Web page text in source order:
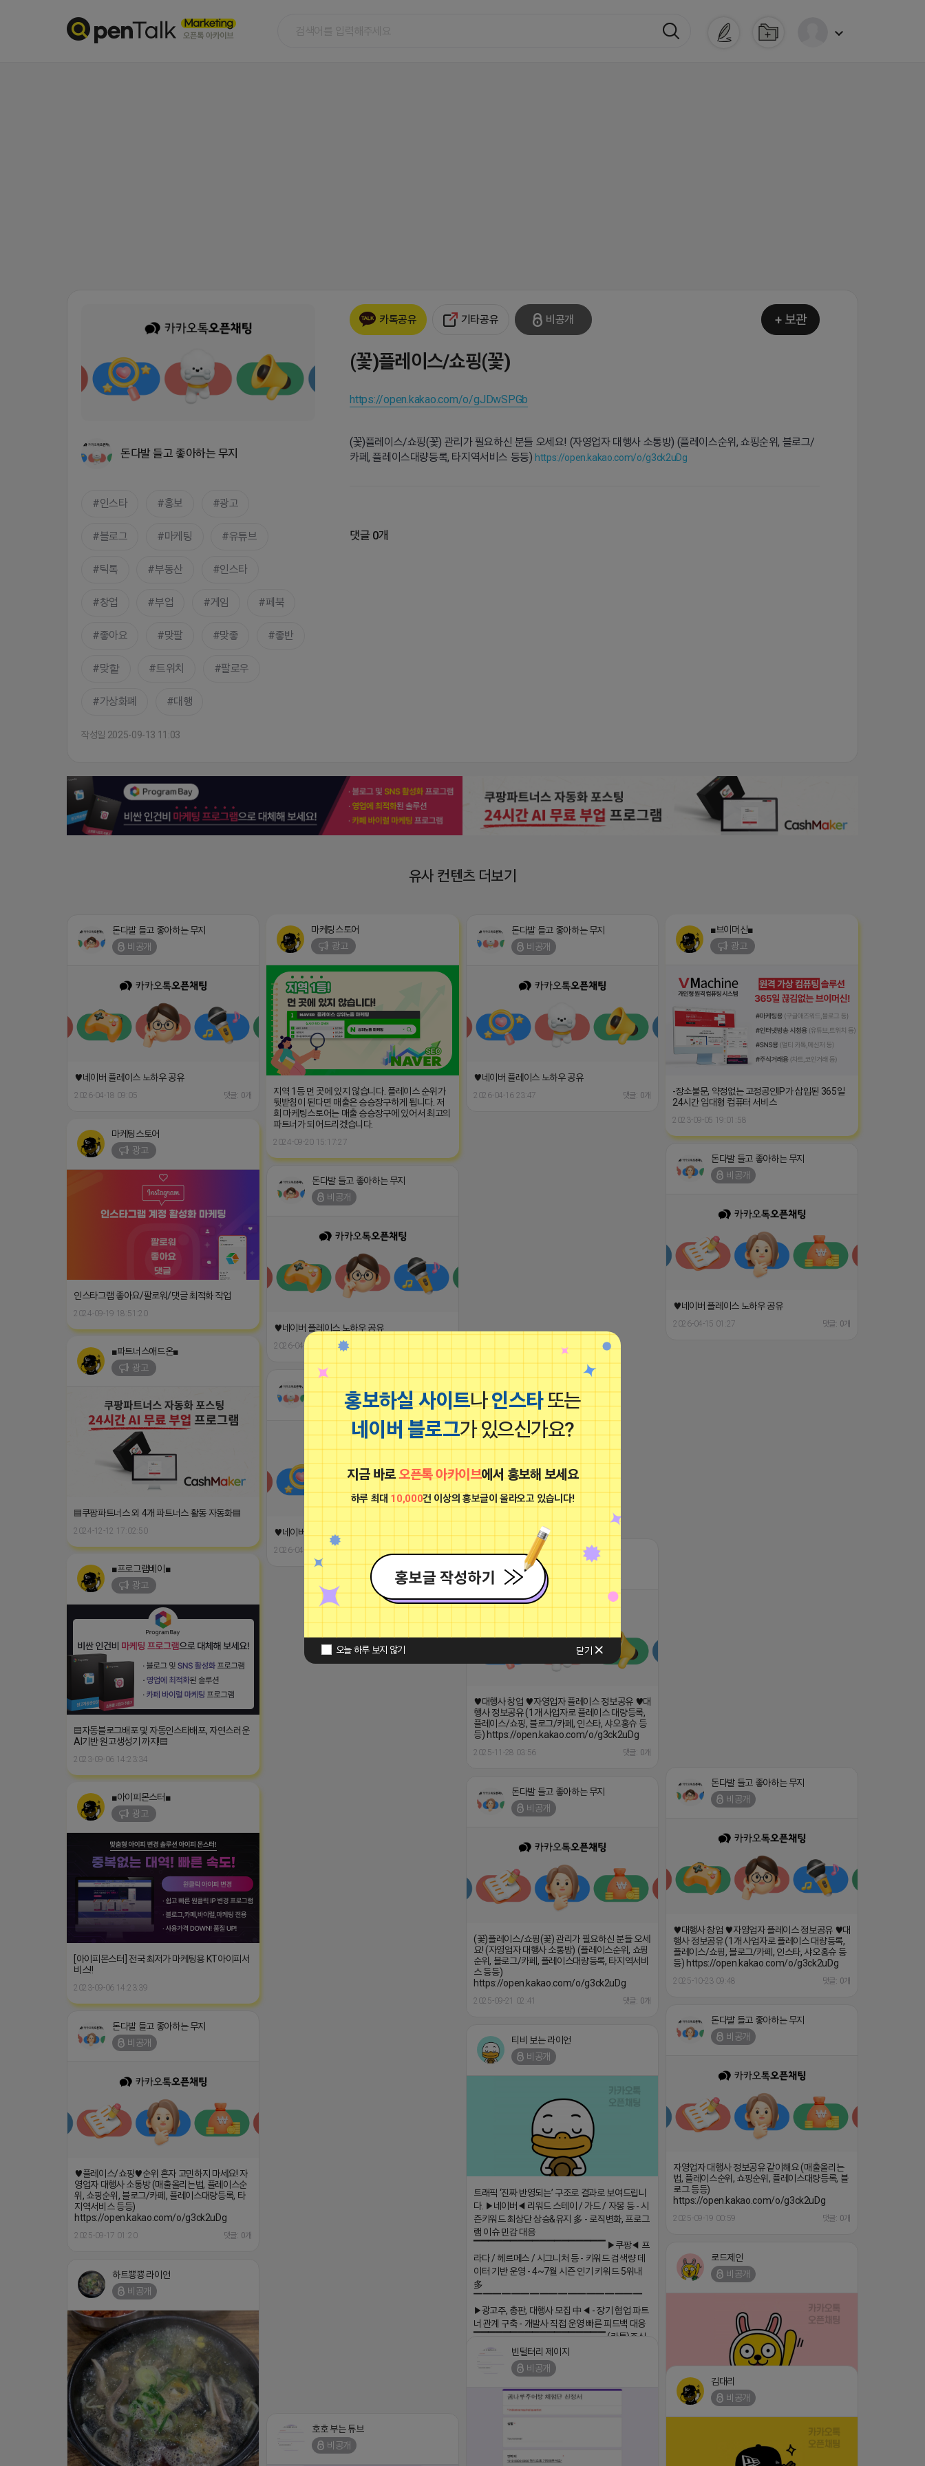
홍보하실 사이트나인스타또는
네이버 블로그가 있으신가요?
지금 바로오픈톡 아카이브에서 홍보해 보세요
하루 최대 10,000건 이상의 홍보글이 올라오고 있습니다!
오늘 하루 보지 않기 닫기
돈다발 들고 좋아하는 무지
인스타 홍보 광고
블로그 마케팅 유튜브
틱톡 부동산 인스타
창업 부업 게임 페북
좋아요 맞팔 맞좋 좋반
맞핱 트위치 팔로우
가상화폐 대행
작성일 2025-09-13 11:03
카톡공유 기타공유 비공개 + 보관
(꽃)플레이스/쇼핑(꽃)
https://open.kakao.com/o/gJDwSPGb
(꽃)플레이스/쇼핑(꽃) 관리가 필요하신 분들 오세요! (자영업자 대행사 소통방) (플레이스순위, 쇼핑순위, 블로그/
카페, 플레이스대량등록, 타지역서비스 등등)https://open.kakao.com/o/g3ck2uDg
댓글 0개
유사 컨텐츠 더보기
돈다발 들고 좋아하는 무지
비공개
♥네이버 플레이스 노하우 공유
2026-04-18 09:05 댓글: 0개
마케팅스토어
광고
지역 1등 먼 곳에 있지 않습니다. 플레이스 순위가
뒷받침이 된다면 매출은 승승장구하게 됩니다. 저
희 마케팅스토어는 매출 승승장구에 있어서 최고의
파트너가 되어드리겠습니다.
2024-09-20 15:17:27
돈다발 들고 좋아하는 무지
비공개
♥네이버 플레이스 노하우 공유
2026-04-16 23:47 댓글: 0개
■브이머신■
광고
-장소불문, 약정없는 고정공인IP가 삽입된 365일
24시간 임대형 컴퓨터 서비스
2023-09-05 19:01:58
마케팅스토어
광고
인스타그램 좋아요/팔로워/댓글 최적화 작업
2024-09-19 18:51:20
돈다발 들고 좋아하는 무지
비공개
♥네이버 플레이스 노하우 공유
2026-04-15 01:27 댓글: 0개
돈다발 들고 좋아하는 무지
비공개
♥네이버 플레이스 노하우 공유
2026-04-14 22:01
■파트너스애드온■
광고
▤쿠팡파트너스 외 4개 파트너스 활동 자동화▤
2024-12-12 17:02:50
비공개
♥네이버 플레이스 노하우 공유
2026-04-14 21:41 댓글: 0개
돈다발 들고 좋아하는 무지
비공개
♥대행사 창업 ♥자영업자 플레이스 정보공유 ♥대
행사 정보공유 (1개 사업자로 플레이스 대량등록,
플레이스/쇼핑, 블로그/카페, 인스타, 샤오홍슈 등
등) https://open.kakao.com/o/g3ck2uDg
2025-11-28 03:56 댓글: 0개
■프로그램베이■
광고
▤자동블로그배포 및 자동인스타배포, 자연스러운
AI기반 원고생성기 까지!▤
2023-09-06 14:23:34
돈다발 들고 좋아하는 무지
비공개
♥대행사 창업 ♥자영업자 플레이스 정보공유 ♥대
행사 정보공유 (1개 사업자로 플레이스 대량등록,
플레이스/쇼핑, 블로그/카페, 인스타, 샤오홍슈 등
등) https://open.kakao.com/o/g3ck2uDg
2025-10-23 09:48 댓글: 0개
돈다발 들고 좋아하는 무지
비공개
(꽃)플레이스/쇼핑(꽃) 관리가 필요하신 분들 오세
요! (자영업자 대행사 소통방) (플레이스순위, 쇼핑
순위, 블로그/카페, 플레이스대량등록, 타지역서비
스 등등)
https://open.kakao.com/o/g3ck2uDg
2025-09-21 02:41 댓글: 0개
■아이피몬스터■
광고
[아이피몬스터] 전국 최저가 마케팅용 KT아이피서
비스!!
2023-09-06 14:23:39
돈다발 들고 좋아하는 무지
비공개
자영업자 대행사 정보공유 같이해요 (매출올리는
법, 플레이스순위, 쇼핑순위, 플레이스대량등록, 블
로그 등등)
https://open.kakao.com/o/g3ck2uDg
2025-09-19 00:59 댓글: 0개
돈다발 들고 좋아하는 무지
비공개
♥플레이스/쇼핑♥순위 혼자 고민하지 마세요! 자
영업자 대행사 소통방 (매출올리는법, 플레이스순
위, 쇼핑순위, 블로그/카페, 플레이스대량등록, 타
지역서비스 등등)
https://open.kakao.com/o/g3ck2uDg
2025-09-17 01:20 댓글: 0개
티비 보는 라이언
비공개
트래픽 ‘진짜 반영되는’ 구조로 결과로 보여드립니
다. ▶네이버◀ 리워드 스테이 / 가드 / 자몽 등 - 시
즌키워드 최상단 상승&유지 多 - 로직변화, 프로그
램 이슈 민감 대응
▔▔▔▔▔▔▔▔▔▔▔▔▔▔▔▔▔▔ ▶쿠팡◀ 프
라다 / 헤르메스 / 시그니처 등 - 키워드 검색량 데
이터 기반 운영 - 4~7월 시즌 인기 키워드 5위내
多
▔▔▔▔▔▔▔▔▔▔▔▔▔▔▔▔▔▔
▶광고주, 총판, 대행사 모집 中◀ - 장기 협업 파트
너 관계 구축 - 개발사 직접 운영 빠른 피드백 대응
▔▔▔▔▔▔▔▔▔▔▔▔▔▔▔▔▔▔ (카톡)주식
회사 더 풀림 https://더풀림상담.enn.kr https://
더풀림상담.enn.kr
로드제인
비공개
댓글:20개
하트뿅뿅 라이언
비공개
빈털터리 제이지
비공개
김대리
비공개
호호 부는 튜브
비공개